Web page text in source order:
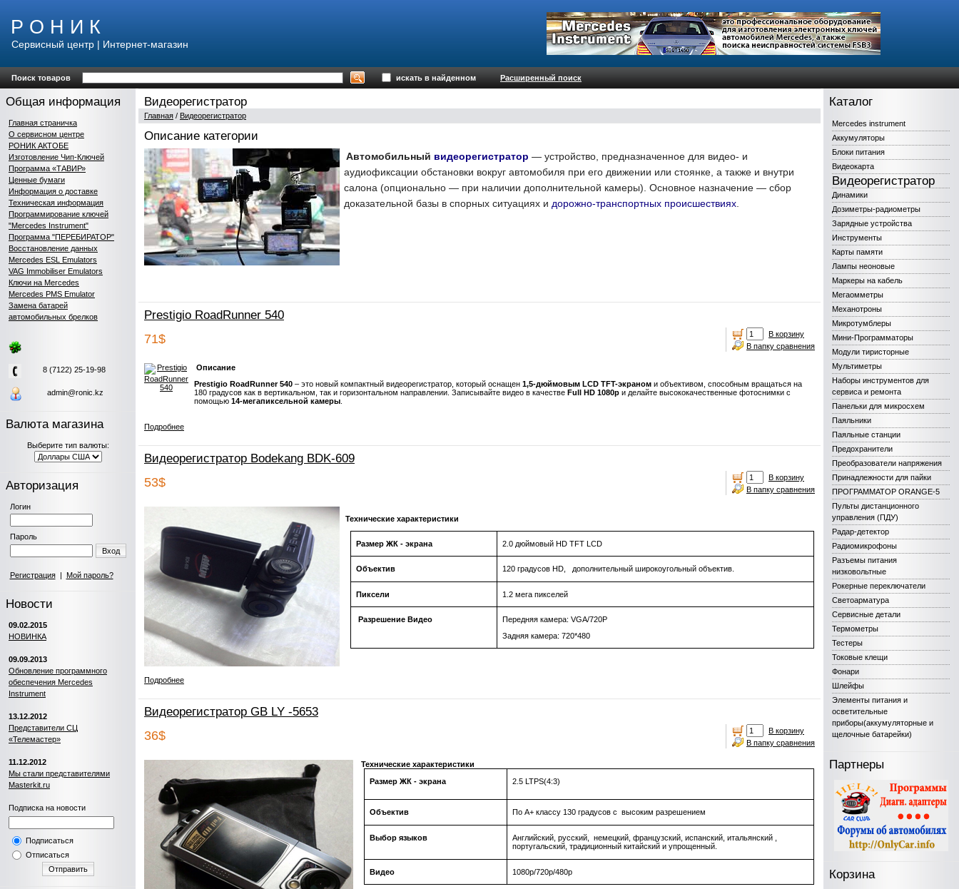
Р О Н И К
Сервисный центр | Интернет-магазин
Поиск товаров искать в найденном Расширенный поиск
Общая информация
Главная страничка
О сервисном центре
РОНИК АКТОБЕ
Изготовление Чип-Ключей
Программа «ТАВИР»
Ценные бумаги
Информация о доставке
Техническая информация
Программирование ключей
"Mercedes Instrument"
Программа "ПЕРЕБИРАТОР"
Восстановление данных
Mercedes ESL Emulators
VAG Immobiliser Emulators
Ключи на Mercedes
Mercedes PMS Emulator
Замена батарей
автомобильных брелков
8 (7122) 25-19-98
admin@ronic.kz
Валюта магазина
Выберите тип валюты:
Авторизация
Логин
Пароль
Вход
Регистрация| Мой пароль?
Новости
09.02.2015
НОВИНКА
09.09.2013
Обновление программного
обеспечения Mercedes
Instrument
13.12.2012
Представители СЦ
«Телемастер»
11.12.2012
Мы стали представителями
Masterkit.ru
Подписка на новости
Подписаться
Отписаться
Отправить
Видеорегистратор
Главная / Видеорегистратор
Описание категории
Автомобильный видеорегистратор — устройство, предназначенное для видео- и
аудиофиксации обстановки вокруг автомобиля при его движении или стоянке, а также и внутри
салона (опционально — при наличии дополнительной камеры). Основное назначение — сбор
доказательной базы в спорных ситуациях и дорожно-транспортных происшествиях
Prestigio RoadRunner 540
71$
В корзину
В папку сравнения
Описание
Prestigio RoadRunner 540 – это новый компактный видеорегистратор, который оснащен 1,5-дюймовым LCD TFT-экраном и объективом, способным вращаться на
180 градусов как в вертикальном, так и горизонтальном направлении. Записывайте видео в качестве Full HD 1080p и делайте высококачественные фотоснимки с
помощью 14-мегапиксельной камеры
Подробнее
Видеорегистратор Bodekang BDK-609
53$
В корзину
В папку сравнения
Технические характеристики
Размер ЖК - экрана 2.0 дюймовыйHD TFT LCD
Объектив 120 градусов HD, дополнительный широкоугольный объектив.
Пиксели 1.2 мега пикселей
Разрешение Видео Передняя камера:VGA/720P
Задняя камера: 720*480
Подробнее
Видеорегистратор GB LY -5653
36$
В корзину
В папку сравнения
Технические характеристики
Размер ЖК - экрана
2.5LTPS(4:3)
Объектив По А+ классу 130 градусов с высоким разрешением
Выбор языков
Английский, русский, немецкий, французский, испанский, итальянский ,
португальский, традиционный китайский и упрощенный.
Видео 1080р/720р/480р
Каталог
Mercedes instrument
Аккумуляторы
Блоки питания
Видеокарта
Видеорегистратор
Динамики
Дозиметры-радиометры
Зарядные устройства
Инструменты
Карты памяти
Лампы неоновые
Маркеры на кабель
Мегаомметры
Механотроны
Микротумблеры
Мини-Программаторы
Модули тиристорные
Мультиметры
Наборы инструментов для
сервиса и ремонта
Панельки для микросхем
Паяльники
Паяльные станции
Предохранители
Преобразователи напряжения
Принадлежности для пайки
ПРОГРАММАТОР ORANGE-5
Пульты дистанционного
управления (ПДУ)
Радар-детектор
Радиомикрофоны
Разъемы питания
низковольтные
Рокерные переключатели
Светоарматура
Сервисные детали
Термометры
Тестеры
Токовые клещи
Фонари
Шлейфы
Элементы питания и
осветительные
приборы(аккумуляторные и
щелочные батарейки)
Партнеры
Корзина